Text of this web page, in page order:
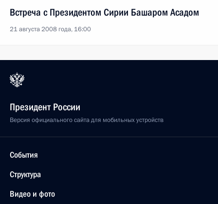
Встреча с Президентом Сирии Башаром Асадом
21 августа 2008 года, 16:00
Президент России
Версия официального сайта для мобильных устройств
События
Структура
Видео и фото